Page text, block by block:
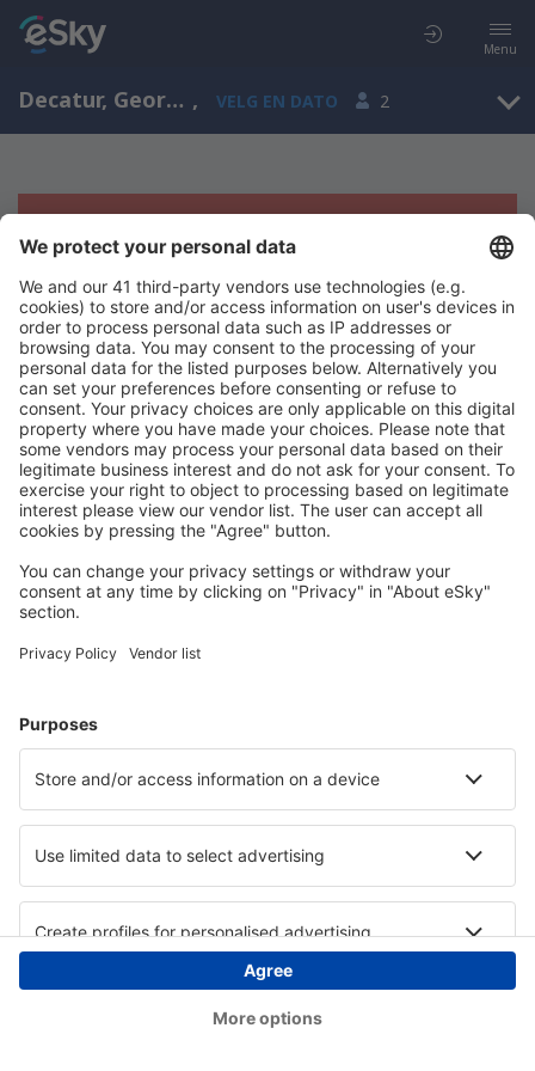
Menu
Decatur, Georgia, Amerikas forente stater , VELG EN DATO 2
Beklager, søket ga ingen resultater
Prøv å søk etter andre kriterier
Copyright © eSkyTravel.no. Alle rettigheter forbeholdt.